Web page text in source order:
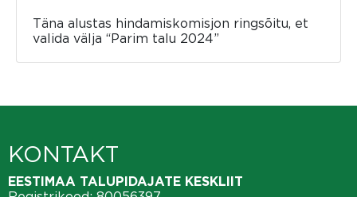
Täna alustas hindamiskomisjon ringsõitu, et
valida välja “Parim talu 2024”
KONTAKT
EESTIMAA TALUPIDAJATE KESKLIIT